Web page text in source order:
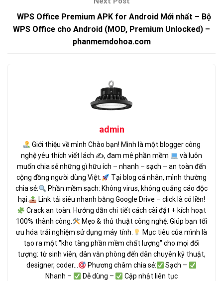
WPS Office Premium APK for Android Mới nhất – Bộ
WPS Office cho Android (MOD, Premium Unlocked) –
phanmemdohoa.com
admin
Giới thiệu về mình Chào bạn! Mình là một blogger công
nghệ yêu thích viết lách ✍, đam mê phần mềm
và luôn
muốn chia sẻ những gì hữu ích – nhanh – sạch – an toàn đến
cộng đồng người dùng Việt.
Tại blog cá nhân, mình thường
chia sẻ:
Phần mềm sạch: Không virus, không quảng cáo độc
hại.
Link tải siêu nhanh bằng Google Drive – click là có liền!
Crack an toàn: Hướng dẫn chi tiết cách cài đặt + kích hoạt
100% thành công.
Mẹo & thủ thuật công nghệ: Giúp bạn tối
ưu hóa trải nghiệm sử dụng máy tính.
Mục tiêu của mình là
tạo ra một "kho tàng phần mềm chất lượng" cho mọi đối
tượng: từ sinh viên, dân văn phòng đến dân chuyên kỹ thuật,
designer, coder...
Phương châm chia sẻ:
Sạch –
Nhanh –
Dễ dùng – Cập nhật liên tục